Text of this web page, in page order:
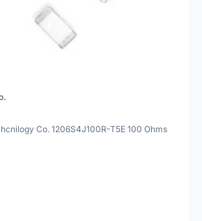
Co. 1206S4J100R-T5E 100 Ohms